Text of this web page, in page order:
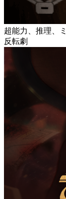
超能力、推理、
反転劇